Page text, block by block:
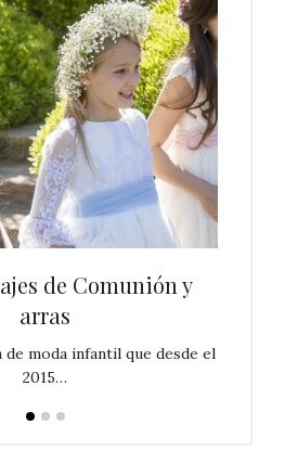
de Comunión y
arras
de moda infantil que desde el
2015…